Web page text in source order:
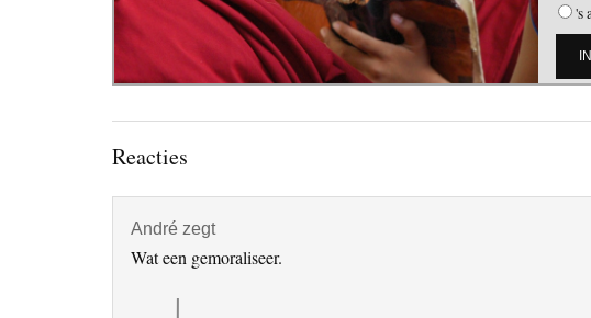
's
Lees
Reacties
André zegt
Wat een gemoraliseer.